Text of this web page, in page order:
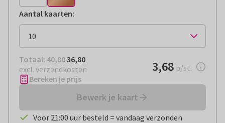
Aantal kaarten:
Totaal: € 36,80
Totaal: 40,8036,80
excl. verzendkosten
€ 3,68per stuk
3,68 p/st.
Bereken je prijs
Bewerk je kaart
Voor 21:00 uur besteld = vandaag verzonden